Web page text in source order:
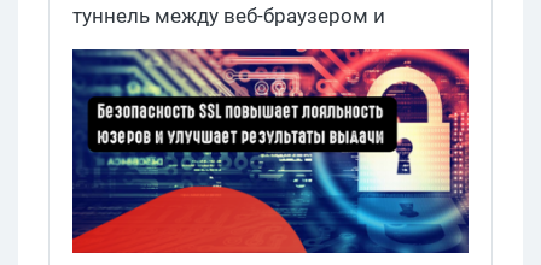
туннель между веб-браузером и
сервером, на котором размещен сайт,
не мешая работе веб-страницам. Это в
свою очередь повышает доверие к
сайту со стороны поисковика и
улучшает лояльность пользователей.